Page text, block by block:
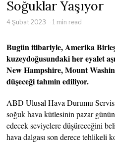
Soğuklar Yaşıyor
4 Şubat 2023 1 min read
Bugün itibariyle, Amerika
kuzeydoğusundaki her eyalet
New Hampshire, Mount
düşeceği tahmin ediliyor.
ABD Ulusal Hava Durumu Servisi
soğuk hava kütlesinin pazar
edecek seviyelere düşüreceğini
hava dalgası son derece tehlikeli